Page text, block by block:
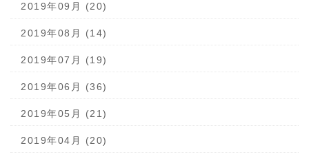
2019年09月 (20)
2019年08月 (14)
2019年07月 (19)
2019年06月 (36)
2019年05月 (21)
2019年04月 (20)